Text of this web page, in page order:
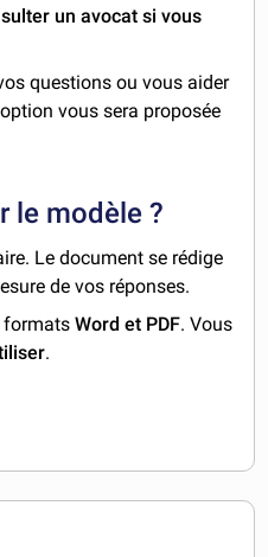
un avocat si vous
questions ou vous aider
vous sera proposée
le modèle ?
Le document se rédige
de vos réponses.
formatsWord et PDF. Vous
.